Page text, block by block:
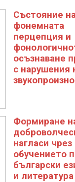
Състояние
фонемната
перцепция и
осъзнаване
с нарушения
Формиране
нагласи чрез
обучението
български
и литература